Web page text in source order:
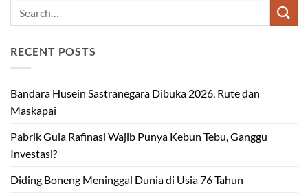
RECENT POSTS
Bandara Husein Sastranegara Dibuka 2026, Rute dan
Maskapai
Pabrik Gula Rafinasi Wajib Punya Kebun Tebu, Ganggu
Investasi?
Diding Boneng Meninggal Dunia di Usia 76 Tahun